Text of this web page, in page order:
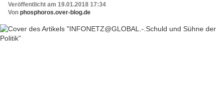
Veröffentlicht am 19.01.2018 17:34
Von phosphoros.over-blog.de